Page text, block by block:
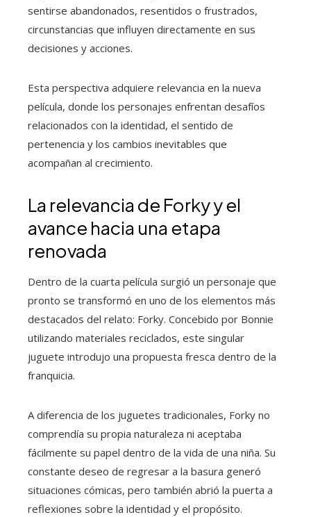
sentirse abandonados, resentidos o frustrados,
circunstancias que influyen directamente en sus
decisiones y acciones.
Esta perspectiva adquiere relevancia en la nueva
película, donde los personajes enfrentan desafíos
relacionados con la identidad, el sentido de
pertenencia y los cambios inevitables que
acompañan al crecimiento.
La relevancia de Forky y el
avance hacia una etapa
renovada
Dentro de la cuarta película surgió un personaje que
pronto se transformó en uno de los elementos más
destacados del relato: Forky. Concebido por Bonnie
utilizando materiales reciclados, este singular
juguete introdujo una propuesta fresca dentro de la
franquicia.
A diferencia de los juguetes tradicionales, Forky no
comprendía su propia naturaleza ni aceptaba
fácilmente su papel dentro de la vida de una niña. Su
constante deseo de regresar a la basura generó
situaciones cómicas, pero también abrió la puerta a
reflexiones sobre la identidad y el propósito.